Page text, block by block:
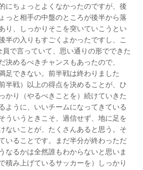
にちょっとよくなかったのですが、後
っと相手の中盤のところが後半から落
り、しっかりそこを突いていこうとい
半の入りもすごくよかったですし、こ
で言っていて、思い通りの形でできた
決めるべきチャンスもあったので、
足できない。前半戦は終わりました
半戦）以上の得点を決めることが、ひ
かり（やるべきことを）続けていきた
ように、いいチームになってきている
ういうときこそ、過信せず、地に足を
ないことが、たくさんあると思う。そ
いることです。まだ半分が終わっただ
なるかは全然誰もわからないと思いま
積み上げているサッカーを）しっかり